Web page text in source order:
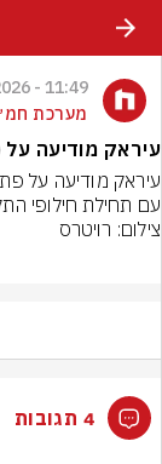
11:49 - 08.06.2026
מערכת
עיראק מודיעה
עם תחילת חילופי
צילום: רויטרס
4 תגובות